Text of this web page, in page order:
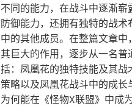
不同的能力，在战斗中逐渐
防御能力，还拥有独特的战
中的其他成员。在整篇文章
其巨大的作用，逐步从一名
括：凤凰花的独特技能及其
策略以及凤凰花战斗中的成
为何能在《怪物X联盟》中成